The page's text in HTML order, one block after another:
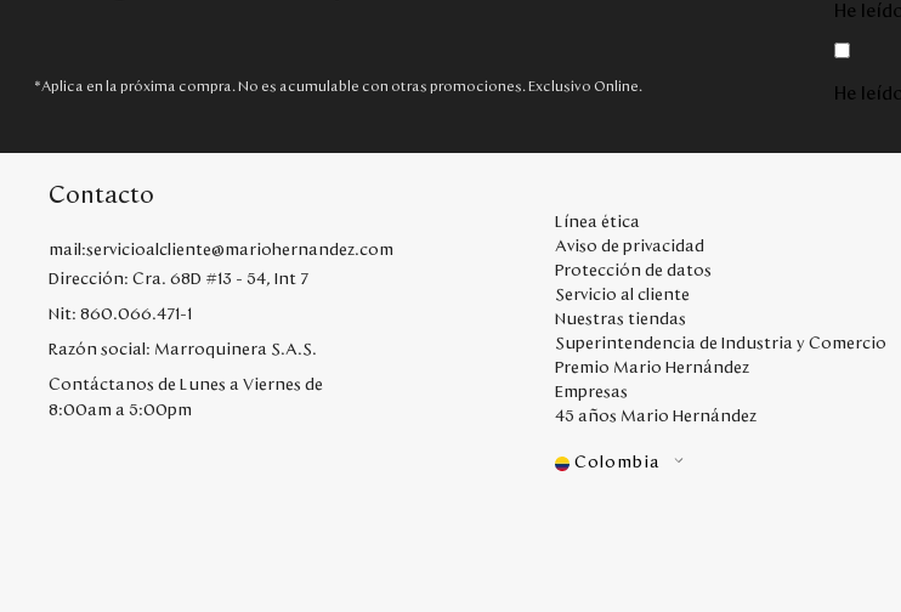
*Aplica en la próxima compra. No es acumulable con otras promociones. Exclusivo Online.
He
He
Contacto
mail:servicioalcliente@mariohernandez.com
Dirección: Cra. 68D #13 - 54, Int 7
Nit: 860.066.471-1
Razón social: Marroquinera S.A.S.
Contáctanos de Lunes a Viernes de
8:00am a 5:00pm
Línea ética
Aviso de privacidad
Protección de datos
Servicio al cliente
Nuestras tiendas
Superintendencia de Industria y Comercio
Premio Mario Hernández
Empresas
45 años Mario Hernández
Colombia